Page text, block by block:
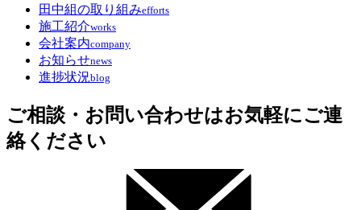
田中組の取り組みefforts
施工紹介works
会社案内company
お知らせnews
進捗状況blog
ご相談・お問い合わせはお気軽にご連
絡ください